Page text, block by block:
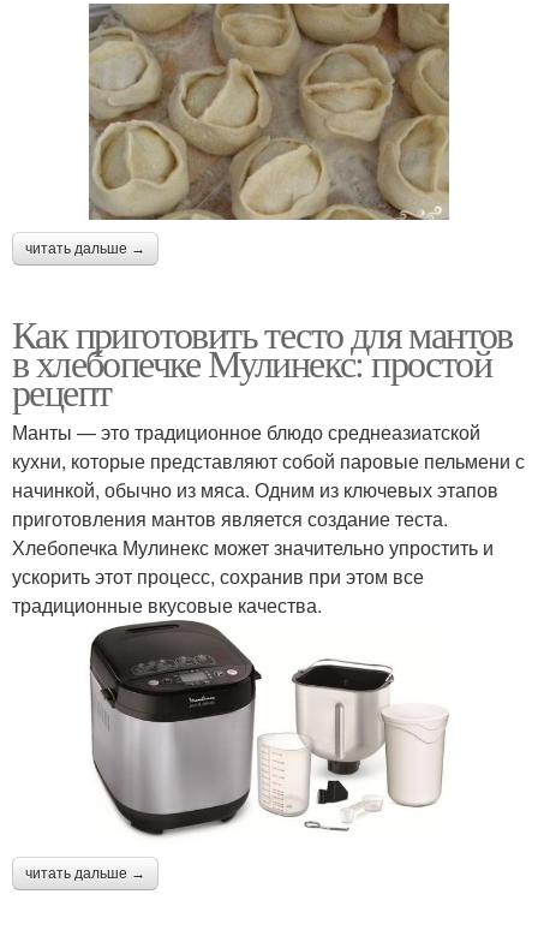
читать дальше →
Как приготовить тесто для мантов
в хлебопечке Мулинекс: простой
рецепт
Манты — это традиционное блюдо среднеазиатской
кухни, которые представляют собой паровые пельмени с
начинкой, обычно из мяса. Одним из ключевых этапов
приготовления мантов является создание теста.
Хлебопечка Мулинекс может значительно упростить и
ускорить этот процесс, сохранив при этом все
традиционные вкусовые качества.
читать дальше →